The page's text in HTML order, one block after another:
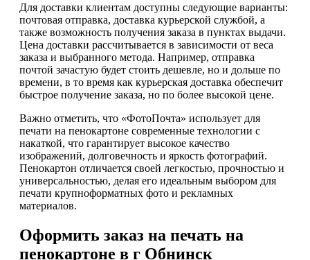
Для доставки клиентам доступны следующие варианты:
почтовая отправка, доставка курьерской службой, а
также возможность получения заказа в пунктах выдачи.
Цена доставки рассчитывается в зависимости от веса
заказа и выбранного метода. Например, отправка
почтой зачастую будет стоить дешевле, но и дольше по
времени, в то время как курьерская доставка обеспечит
быстрое получение заказа, но по более высокой цене.
Важно отметить, что «ФотоПочта» использует для
печати на пенокартоне современные технологии с
накаткой, что гарантирует высокое качество
изображений, долговечность и яркость фотографий.
Пенокартон отличается своей легкостью, прочностью и
универсальностью, делая его идеальным выбором для
печати крупноформатных фото и рекламных
материалов.
Оформить заказ на печать на
пенокартоне в г Обнинск